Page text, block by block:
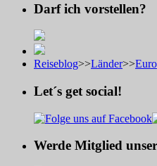
Darf ich vorstellen?
Reiseblog>>Länder>>
Let´s get social!
Werde Mitglied